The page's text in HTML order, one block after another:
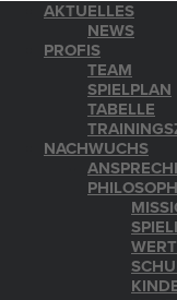
AKTUELLES
NEWS
PROFIS
TEAM
SPIELPLAN
TABELLE
NACHWUCHS